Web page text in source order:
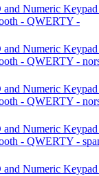
Numeric
- QWERTY -
Numeric
- QWERTY -
Numeric
- QWERTY -
Numeric
- QWERTY -
Numeric